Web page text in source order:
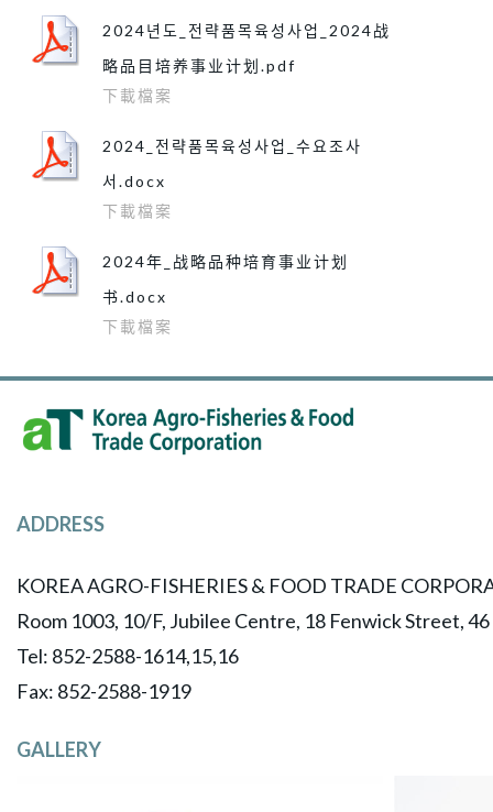
2024년도_전략품목육성사업_2024战
略品目培养事业计划.pdf
下載檔案
2024_전략품목육성사업_수요조사
서.docx
下載檔案
2024年_战略品种培育事业计划
书.docx
下載檔案
ADDRESS
KOREA AGRO-FISHERIES & FOOD TRADE
Room 1003, 10/F, Jubilee Centre, 18 Fenwick Street,
Tel: 852-2588-1614,15,16
​Fax: 852-2588-1919
GALLERY